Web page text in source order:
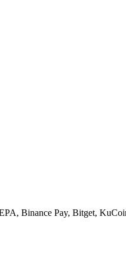
Binance Pay, Bitget,